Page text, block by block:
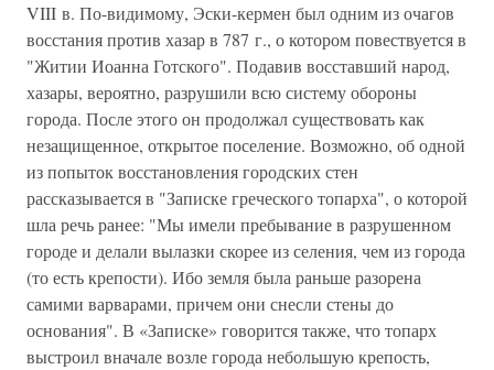
VIII в. По-видимому, Эски-кермен был одним из очагов
восстания против хазар в 787 г., о котором повествуется в
"Житии Иоанна Готского". Подавив восставший народ,
хазары, вероятно, разрушили всю систему обороны
города. После этого он продолжал существовать как
незащищенное, открытое поселение. Возможно, об одной
из попыток восстановления городских стен
рассказывается в "Записке греческого топарха", о которой
шла речь ранее: "Мы имели пребывание в разрушенном
городе и делали вылазки скорее из селения, чем из города
(то есть крепости). Ибо земля была раньше разорена
самими варварами, причем они снесли стены до
основания". В «Записке» говорится также, что топарх
выстроил вначале возле города небольшую крепость,